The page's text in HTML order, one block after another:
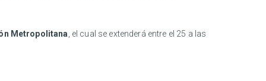
Metropolitana , el cual se extenderá entre el 25 a las